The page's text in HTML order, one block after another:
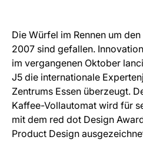
Die Würfel im Rennen um
2007 sind gefallen.
im vergangenen Oktober
J5 die internationale
Zentrums Essen überzeugt.
Kaffee-Vollautomat wird für
mit dem red dot Design
Product Design